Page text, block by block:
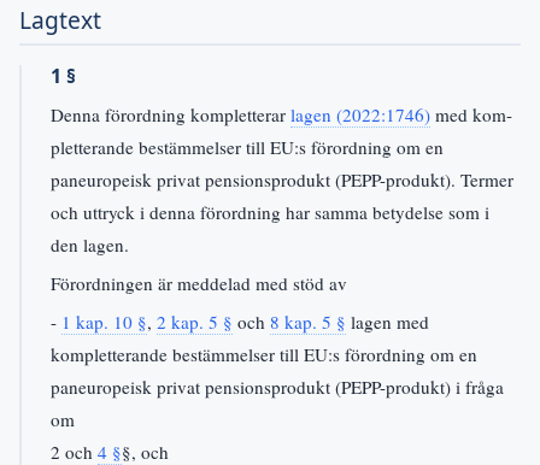
Lagtext
1 §
Denna förordning kompletterar lagen (2022:1746) med kom-
pletterande bestämmelser till EU:s förordning om en
paneuropeisk privat pensionsprodukt (PEPP-produkt). Termer
och uttryck i denna förordning har samma betydelse som i
den lagen.
Förordningen är meddelad med stöd av
- 1 kap. 10 §, 2 kap. 5 § och 8 kap. 5 § lagen med
kompletterande bestämmelser till EU:s förordning om en
paneuropeisk privat pensionsprodukt (PEPP-produkt) i fråga
om
2 och 4 §§, och